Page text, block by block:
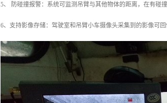
5、 防碰撞报警：系统可监测吊臂与其他物体的距离，在有碰
6、支持影像存储：驾驶室和吊臂小车摄像头采集到的影像可